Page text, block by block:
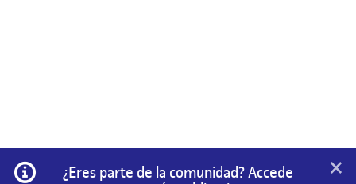
Información
¿Eres parte de la comunidad? Accede
×